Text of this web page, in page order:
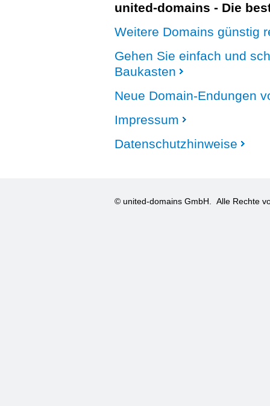
united-domains - Die
Weitere Domains günstig
Gehen Sie einfach und
Baukasten
Neue Domain-Endungen
Impressum
Datenschutzhinweise
© united-domains GmbH. Alle Rechte